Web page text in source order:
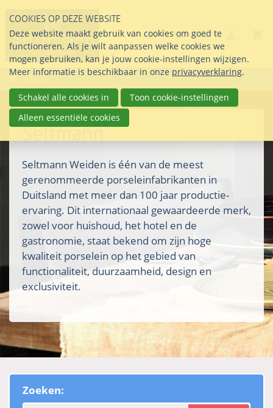
links
over
Direct
naar
inhoud
Direct
naar
het
info@seltmann-
Stel uw vraag
085 76 07 000
Search
Menu
Seltmann
Seltmann Weiden is één van de meest
gerenommeerde porseleinfabrikanten in
Duitsland met meer dan 100 jaar productie-
ervaring. Dit internationaal gewaardeerde merk,
zowel voor huishoud, het hotel en de
gastronomie, staat bekend om zijn hoge
kwaliteit porselein op het gebied van
functionaliteit, duurzaamheid, design en
exclusiviteit.
Zoeken:
COOKIES OP DEZE WEBSITE
Deze website maakt gebruik van cookies om goed te
functioneren. Als je wilt aanpassen welke cookies we
mogen gebruiken, kan je jouw cookie-instellingen wijzigen.
Meer informatie is beschikbaar in onze privacyverklaring.
Schakel alle cookies in
Toon cookie-instellingen
Alleen essentiële cookies